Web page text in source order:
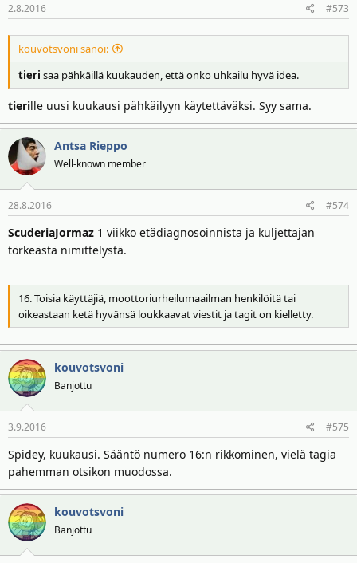
2.8.2016 #573
kouvotsvoni sanoi:
tieri saa pähkäillä kuukauden, että onko uhkailu hyvä idea.
tierille uusi kuukausi pähkäilyyn käytettäväksi. Syy sama.
Antsa Rieppo
Well-known member
28.8.2016 #574
ScuderiaJormaz 1 viikko etädiagnosoinnista ja kuljettajan
törkeästä nimittelystä.
16. Toisia käyttäjiä, moottoriurheilumaailman henkilöitä tai
oikeastaan ketä hyvänsä loukkaavat viestit ja tagit on kielletty.
kouvotsvoni
Banjottu
3.9.2016 #575
Spidey, kuukausi. Sääntö numero 16:n rikkominen, vielä tagia
pahemman otsikon muodossa.
kouvotsvoni
Banjottu